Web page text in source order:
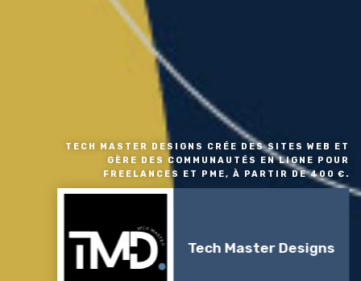
TECH MASTER DESIGNS CRÉE DES SITES WEB ET
GÈRE DES COMMUNAUTÉS EN LIGNE POUR
FREELANCES ET PME, À PARTIR DE 400 €.
Tech Master Designs